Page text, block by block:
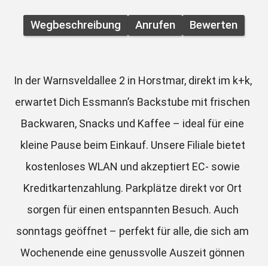
Wegbeschreibung Anrufen Bewerten
In der Warnsveldallee 2 in Horstmar, direkt im k+k,
erwartet Dich Essmann’s Backstube mit frischen
Backwaren, Snacks und Kaffee – ideal für eine
kleine Pause beim Einkauf. Unsere Filiale bietet
kostenloses WLAN und akzeptiert EC- sowie
Kreditkartenzahlung. Parkplätze direkt vor Ort
sorgen für einen entspannten Besuch. Auch
sonntags geöffnet – perfekt für alle, die sich am
Wochenende eine genussvolle Auszeit gönnen